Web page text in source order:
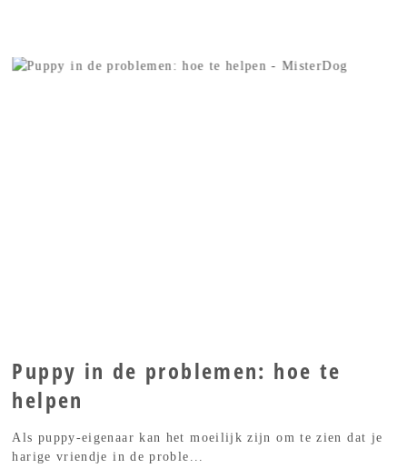
Puppy in de problemen: hoe te
helpen
Als puppy-eigenaar kan het moeilijk zijn om te zien dat je
harige vriendje in de proble...